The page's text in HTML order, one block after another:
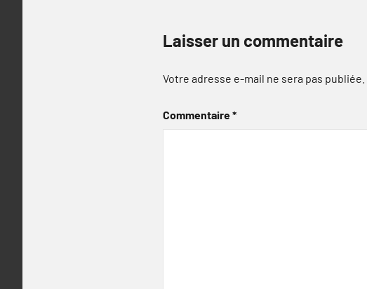
Laisser un commentaire
Votre adresse e-mail ne sera pas publiée.
Commentaire*